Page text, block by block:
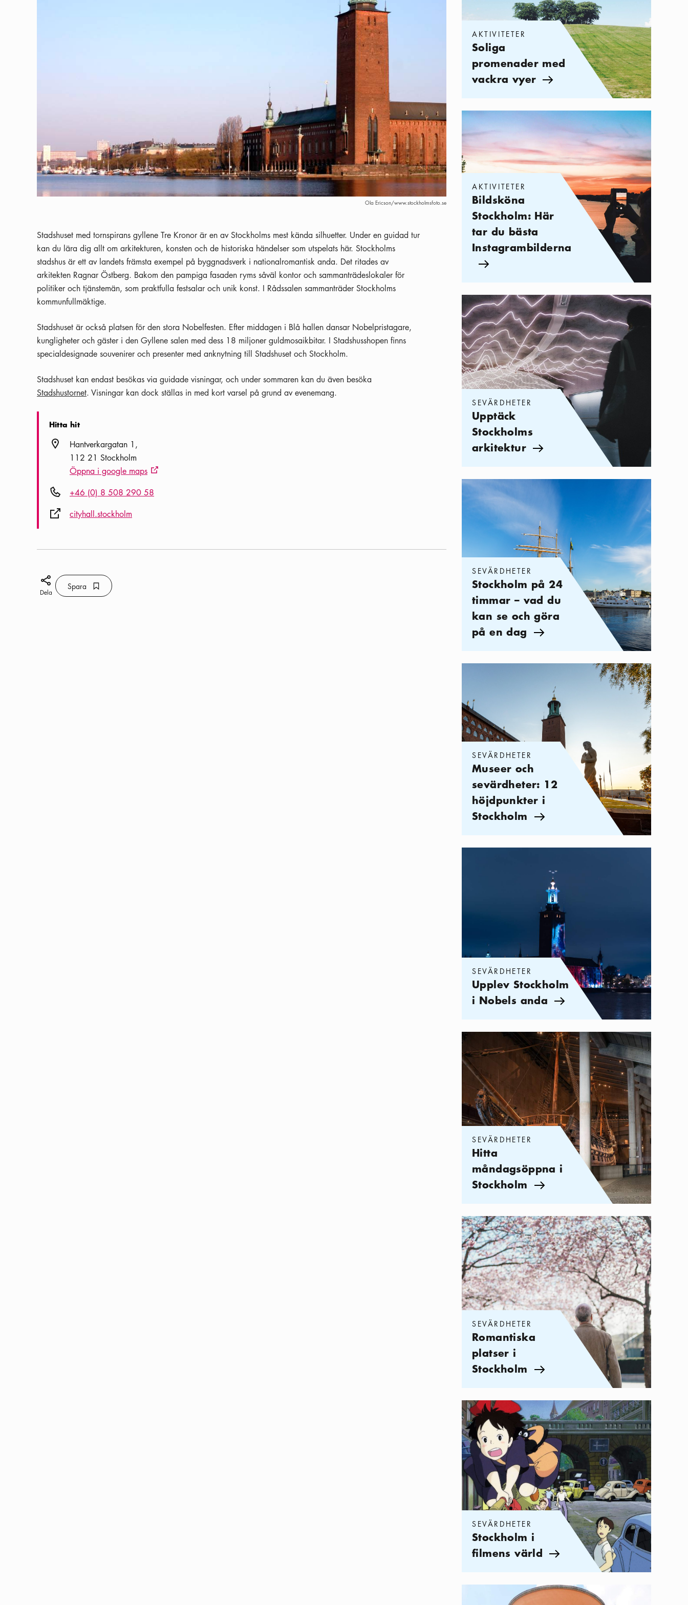
Ola Ericson/www.stockholmsfoto.se
Stadshuset med tornspirans gyllene Tre Kronor är en av Stockholms mest kända silhuetter. Under en guidad tur
kan du lära dig allt om arkitekturen, konsten och de historiska händelser som utspelats här. Stockholms
stadshus är ett av landets främsta exempel på byggnadsverk i nationalromantisk anda. Det ritades av
arkitekten Ragnar Östberg. Bakom den pampiga fasaden ryms såväl kontor och sammanträdeslokaler för
politiker och tjänstemän, som praktfulla festsalar och unik konst. I Rådssalen sammanträder Stockholms
kommunfullmäktige.
Stadshuset är också platsen för den stora Nobelfesten. Efter middagen i Blå hallen dansar Nobelpristagare,
kungligheter och gäster i den Gyllene salen med dess 18 miljoner guldmosaikbitar. I Stadshusshopen finns
specialdesignade souvenirer och presenter med anknytning till Stadshuset och Stockholm.
Stadshuset kan endast besökas via guidade visningar, och under sommaren kan du även besöka
Stadshustornet. Visningar kan dock ställas in med kort varsel på grund av evenemang.
Hitta hit
Plats ikonHantverkargatan 1
112 21 Stockholm
Öppna i google maps Extern ikon
Telefon ikon+46 (0) 8 508 290 58
Extern ikoncityhall.stockholm
Dela ikon
Dela
Spara Bokmärke ikon
Spara
AKTIVITETER
Soliga
promenader med
vackra vyer Pil ikon
Kategorier: Aktiviteter Bildsköna Stockholm: Här tar du bästa
AKTIVITETER
Bildsköna
Stockholm: Här
tar du bästa
Instagrambilderna
Pil ikon
Kategorier:Sevärdheter, Upptäck Stockholms arkitektur
SEVÄRDHETER
Upptäck
Stockholms
arkitektur Pil ikon
Kategorier: Stockholm på 24 timmar – vad du
SEVÄRDHETER
Stockholm på 24
timmar – vad du
kan se och göra
på en dag Pil ikon
Museer och sevärdheter: 12
SEVÄRDHETER
Museer och
sevärdheter: 12
höjdpunkter i
Stockholm Pil ikon
SEVÄRDHETER
Upplev Stockholm
i Nobels anda Pil ikon
Kategorier: Sevärdheter, Hitta måndagsöppna i Stockholm
SEVÄRDHETER
Hitta
måndagsöppna i
Stockholm Pil ikon
Kategorier:Sevärdheter, Romantiska platser i Stockholm
SEVÄRDHETER
Romantiska
platser i
Stockholm Pil ikon
Kategorier: Sevärdheter Stockholm i filmens värld
SEVÄRDHETER
Stockholm i
filmens värld Pil ikon
Sevärdheter, Stockholm, fullt av prakt